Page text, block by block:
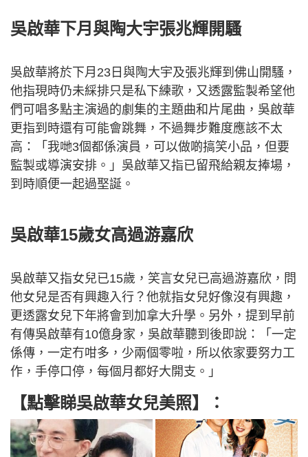
吳啟華下月與陶大宇張兆輝開騷
吳啟華將於下月23日與陶大宇及張兆輝到佛山開騷，
他指現時仍未綵排只是私下練歌，又透露監製希望他
們可唱多點主演過的劇集的主題曲和片尾曲，吳啟華
更指到時還有可能會跳舞，不過舞步難度應該不太
高：「我哋3個都係演員，可以做啲搞笑小品，但要
監製或導演安排。」吳啟華又指已留飛給親友捧場，
到時順便一起過埾誕。
吳啟華15歲女高過游嘉欣
吳啟華又指女兒已15歲，笑言女兒已高過游嘉欣，問
他女兒是否有興趣入行？他就指女兒好像沒有興趣，
更透露女兒下年將會到加拿大升學。另外，提到早前
有傳吳啟華有10億身家，吳啟華聽到後即說：「一定
係傳，一定冇咁多，少兩個零啦，所以依家要努力工
作，手停口停，每個月都好大開支。」
【點擊睇吳啟華女兒美照】：